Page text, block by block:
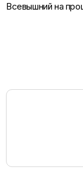
Всевышний на